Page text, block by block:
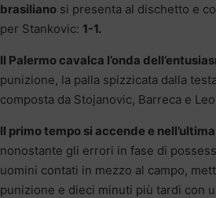
brasiliano si presenta al dischetto e
per Stankovic: 1-1.
Il Palermo cavalca l’onda
punizione, la palla spizzicata dalla
composta da Stojanovic, Barreca e
Il primo tempo si accende e
nonostante gli errori in fase di
uomini contati in mezzo al campo,
punizione e dieci minuti più tardi con